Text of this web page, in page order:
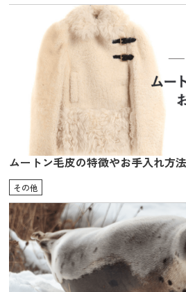
ムートン毛皮の特徴やお手入れ方
その他